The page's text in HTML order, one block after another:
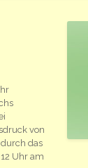
von
das
Uhr am